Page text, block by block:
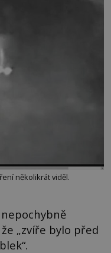
několikrát viděl.
„zvíře bylo před